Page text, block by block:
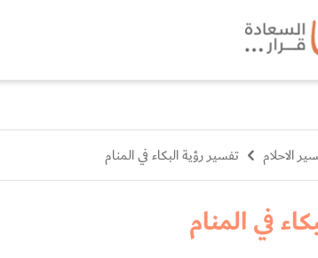
الاحلام تفسير رؤية البكاء في المنام
في المنام